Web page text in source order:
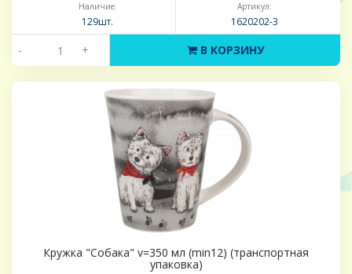
Наличие:
129шт.
Артикул:
1620202-3
- + В КОРЗИНУ
Кружка "Собака" v=350 мл (min12) (транспортная
упаковка)